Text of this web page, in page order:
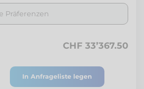
Präferenzen
CHF 33’367.50
In Anfrageliste legen